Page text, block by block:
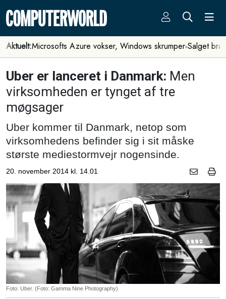
Aktuelt:Microsofts Azure vokser, Windows skrumper Salget
Uber er lanceret i Danmark: Men
virksomheden er tynget af tre
møgsager
Uber kommer til Danmark, netop som
virksomhedens befinder sig i sit måske
største mediestormvejr nogensinde.
20. november 2014 kl. 14.01
Foto: Uber. (Foto: Gamma Nine Photography)